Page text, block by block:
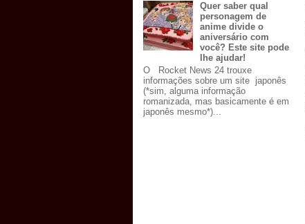
Quer saber qual
personagem de
anime divide o
aniversário com
você? Este site pode
lhe ajudar!
O Rocket News 24 trouxe
informações sobre um site japonês
(*sim, alguma informação
romanizada, mas basicamente é em
japonês mesmo*)...